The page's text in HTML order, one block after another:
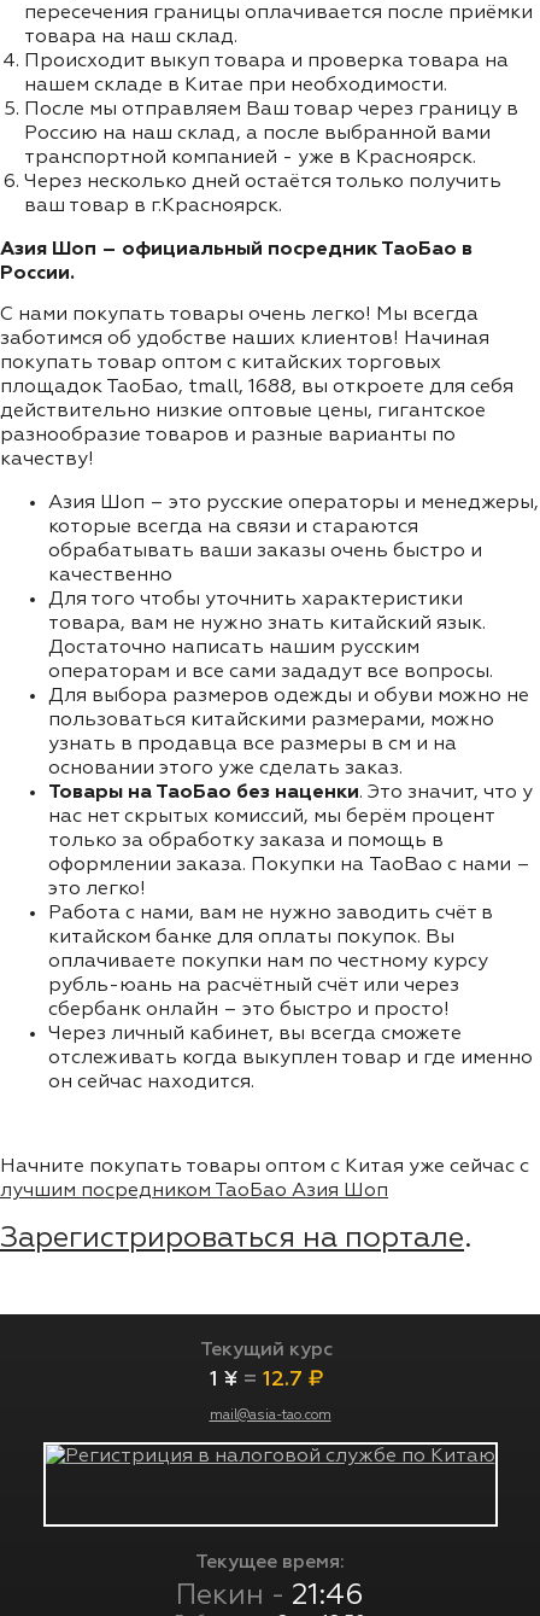
пересечения границы оплачивается после приёмки
товара на наш склад.
Происходит выкуп товара и проверка товара на
нашем складе в Китае при необходимости.
После мы отправляем Ваш товар через границу в
Россию на наш склад, а после выбранной вами
транспортной компанией - уже в Красноярск.
Через несколько дней остаётся только получить
ваш товар в г.Красноярск.
Азия Шоп – официальный посредник ТаоБао в
России.
С нами покупать товары очень легко! Мы всегда
заботимся об удобстве наших клиентов! Начиная
покупать товар оптом с китайских торговых
площадок ТаоБао, tmall, 1688, вы откроете для себя
действительно низкие оптовые цены, гигантское
разнообразие товаров и разные варианты по
качеству!
Азия Шоп – это русские операторы и менеджеры,
которые всегда на связи и стараются
обрабатывать ваши заказы очень быстро и
качественно
Для того чтобы уточнить характеристики
товара, вам не нужно знать китайский язык.
Достаточно написать нашим русским
операторам и все сами зададут все вопросы.
Для выбора размеров одежды и обуви можно не
пользоваться китайскими размерами, можно
узнать в продавца все размеры в см и на
основании этого уже сделать заказ.
Товары на ТаоБао без наценки. Это значит, что у
нас нет скрытых комиссий, мы берём процент
только за обработку заказа и помощь в
оформлении заказа. Покупки на TaoBao с нами –
это легко!
Работа с нами, вам не нужно заводить счёт в
китайском банке для оплаты покупок. Вы
оплачиваете покупки нам по честному курсу
рубль-юань на расчётный счёт или через
сбербанк онлайн – это быстро и просто!
Через личный кабинет, вы всегда сможете
отслеживать когда выкуплен товар и где именно
он сейчас находится.
Начните покупать товары оптом с Китая уже сейчас с
лучшим посредником ТаоБао Азия Шоп
Зарегистрироваться на портале.
Текущий курс
1 ¥ = 12.7 ₽
mail@asia-tao.com
Текущее время:
Пекин - 21:46